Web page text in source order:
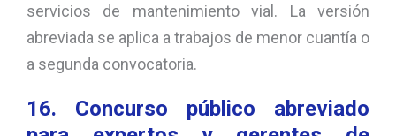
servicios de mantenimiento vial. La versión
abreviada se aplica a trabajos de menor cuantía o
a segunda convocatoria.
16. Concurso público abreviado